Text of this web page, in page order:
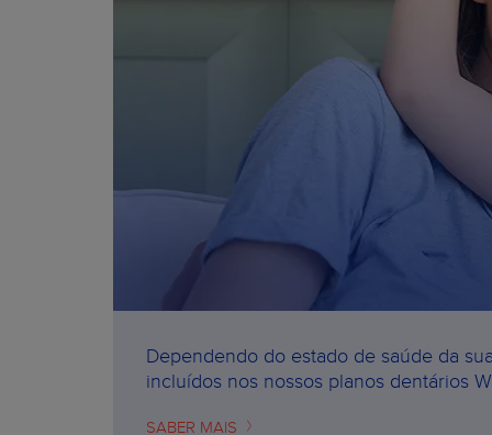
Dependendo do estado de saúde da
incluídos nos nossos planos dentários
SABER MAIS